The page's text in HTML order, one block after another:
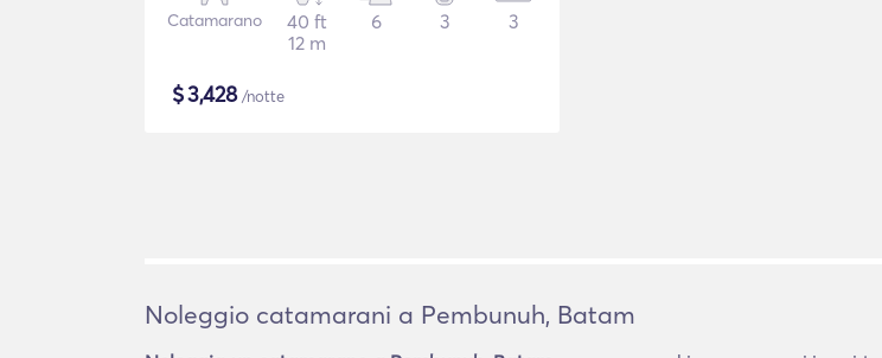
Catamarano
40 ft
12 m
6 3 3
$3,428/notte
Noleggio catamarani a Pembunuh, Batam